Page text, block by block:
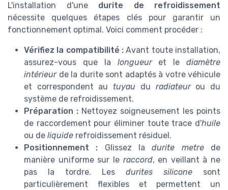
L'installation d'une durite de refroidissement
nécessite quelques étapes clés pour garantir un
fonctionnement optimal. Voici comment procéder :
Vérifiez la compatibilité : Avant toute installation,
assurez-vous que la longueuret le diamètre
intérieurde la durite sont adaptés à votre véhicule
et correspondent au tuyau du radiateurou du
système de refroidissement.
Préparation : Nettoyez soigneusement les points
de raccordement pour éliminer toute trace d'huile
ou de liquide refroidissement résiduel.
Positionnement : Glissez ladurite metrede
manière uniforme sur le raccord, en veillant à ne
pas la tordre. Les durites silicone sont
particulièrement flexibles et permettent un